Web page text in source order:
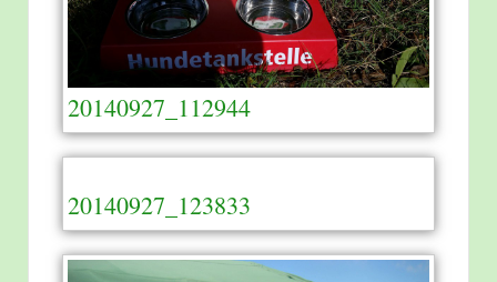
20140927_112944
20140927_123833